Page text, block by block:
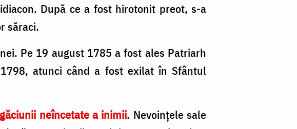
După ce a fost hirotonit preot, s-a
săraci.
Pe 19 august 1785 a fost ales Patriarh
atunci când a fost exilat în Sfântul
neîncetate a inimii. Nevoințele sale